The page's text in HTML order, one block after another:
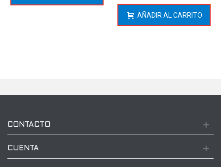
AÑADIR AL CARRITO
CONTACTO
CUENTA